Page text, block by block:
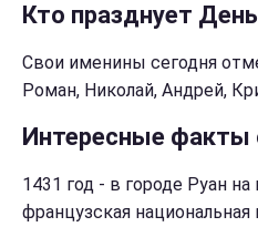
Кто празднует
Свои именины сегодня
Роман, Николай, Андрей,
Интересные факты
1431 год - в городе Руан
французская